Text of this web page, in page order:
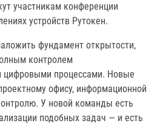
участникам конференции
устройств Рутокен.
фундамент открытости,
контролем
процессами. Новые
офису, информационной
У новой команды есть
подобных задач — и есть